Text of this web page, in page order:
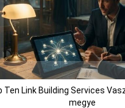
Ten Link Building Services
megye